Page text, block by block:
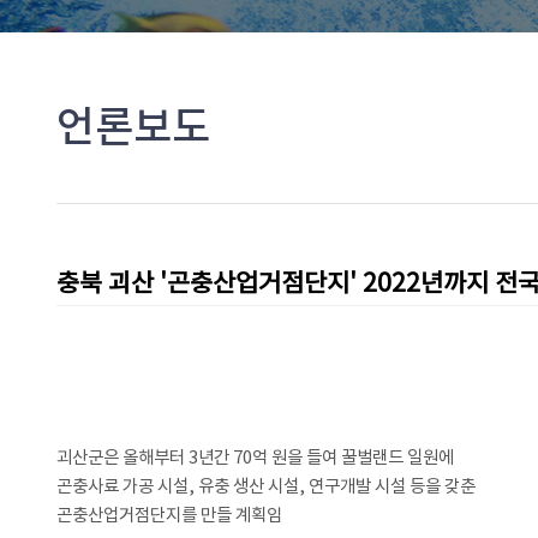
언론보도
충북 괴산 '곤충산업거점단지' 2022년까지 전
괴산군은 올해부터 3년간 70억 원을 들여 꿀벌랜드 일원에
곤충사료 가공 시설, 유충 생산 시설, 연구개발 시설 등을 갖춘
곤충산업거점단지를 만들 계획임